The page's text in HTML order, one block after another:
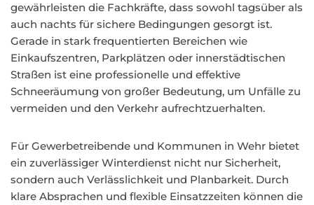
gewährleisten die Fachkräfte, dass sowohl tagsüber als
auch nachts für sichere Bedingungen gesorgt ist.
Gerade in stark frequentierten Bereichen wie
Einkaufszentren, Parkplätzen oder innerstädtischen
Straßen ist eine professionelle und effektive
Schneeräumung von großer Bedeutung, um Unfälle zu
vermeiden und den Verkehr aufrechtzuerhalten.
Für Gewerbetreibende und Kommunen in Wehr bietet
ein zuverlässiger Winterdienst nicht nur Sicherheit,
sondern auch Verlässlichkeit und Planbarkeit. Durch
klare Absprachen und flexible Einsatzzeiten können die